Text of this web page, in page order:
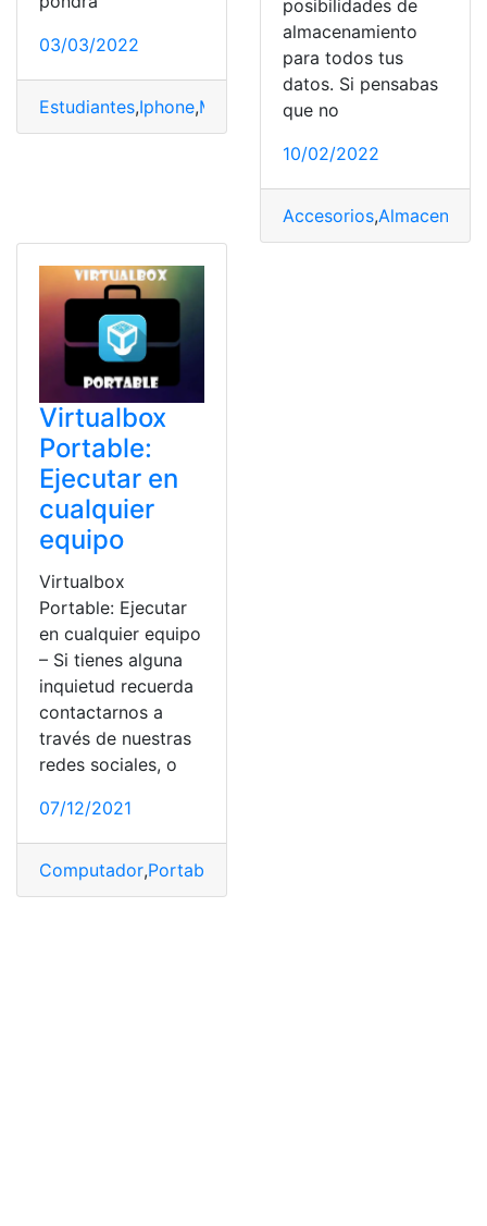
03/03/2022
Estudiantes,Iphone,Micro USB,Procedimiento
posibilidades de
almacenamiento
para todos tus
datos. Si pensabas
que no
10/02/2022
Accesorios,
Virtualbox
Portable:
Ejecutar en
cualquier
equipo
Virtualbox
Portable: Ejecutar
en cualquier equipo
– Si tienes alguna
inquietud recuerda
contactarnos a
través de nuestras
redes sociales, o
07/12/2021
Computador,Portable